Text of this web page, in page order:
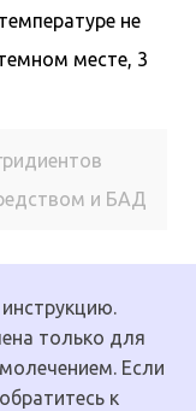
не
месте, 3
и БАД
только для
Если
к